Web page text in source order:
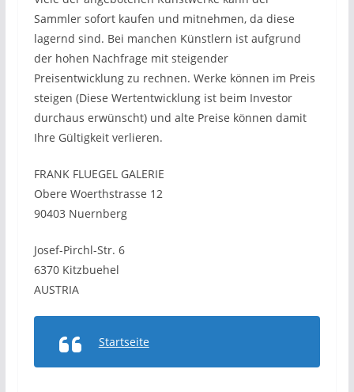
Sammler sofort kaufen und mitnehmen, da diese
lagernd sind. Bei manchen Künstlern ist aufgrund
der hohen Nachfrage mit steigender
Preisentwicklung zu rechnen. Werke können im Preis
steigen (Diese Wertentwicklung ist beim Investor
durchaus erwünscht) und alte Preise können damit
Ihre Gültigkeit verlieren.
FRANK FLUEGEL GALERIE
Obere Woerthstrasse 12
90403 Nuernberg
Josef-Pirchl-Str. 6
6370 Kitzbuehel
AUSTRIA
Startseite